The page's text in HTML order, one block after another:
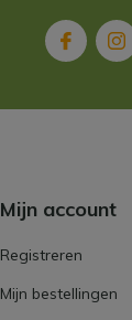
Mijn account
Registreren
Mijn bestellingen